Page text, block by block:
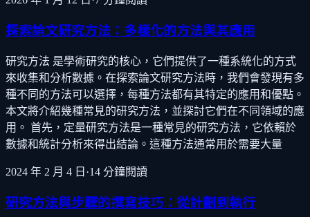
探索論文研究方法：多樣化的方法與其應用
研究方法 是學術研究的核心，它們提供了一種系統化的方式
來收集和分析數據。在探索論文研究方法時，我們會發現有多
種不同的方法可以選擇，每種方法都有其特定的應用和優點。
本文將介紹幾種常見的研究方法，並探討它們在不同領域的應
用。 首先，定量研究方法是一種常見的研究方法，它依賴於
數據和統計分析來得出結論。這種方法通常用於需要大量
2024 年 2 月 4 日 ·14 分鐘閱讀
研究方法與步驟的撰寫技巧：從計劃到執行